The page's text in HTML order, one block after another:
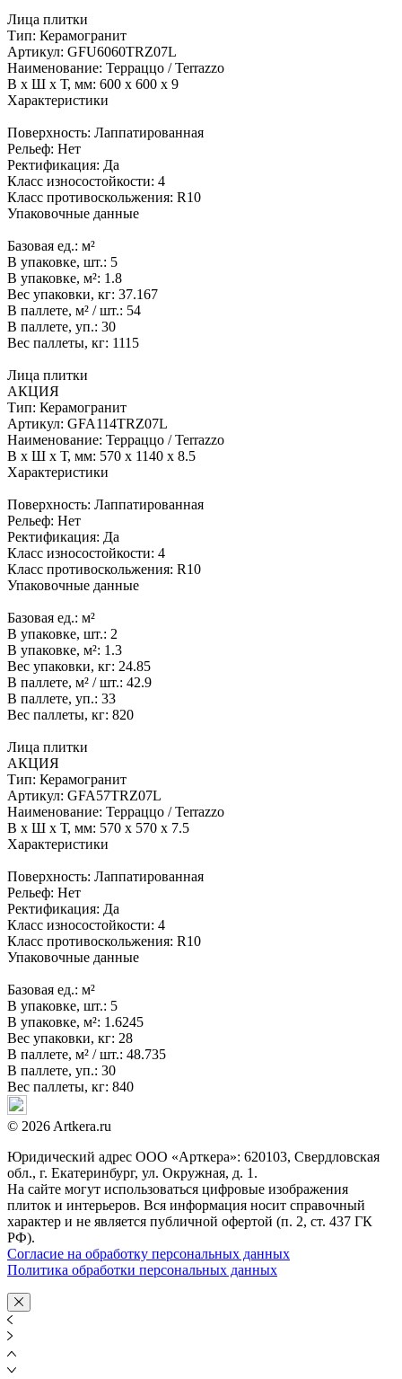
Лица плитки
Тип: Керамогранит
Артикул: GFU6060TRZ07L
Наименование: Терраццо / Terrazzo
В x Ш x Т, мм: 600 x 600 x 9
Характеристики
Поверхность: Лаппатированная
Рельеф: Нет
Ректификация: Да
Класс износостойкости: 4
Класс противоскольжения: R10
Упаковочные данные
Базовая ед.: м²
В упаковке, шт.: 5
В упаковке, м²: 1.8
Вес упаковки, кг: 37.167
В паллете, м² / шт.: 54
В паллете, уп.: 30
Вес паллеты, кг: 1115
Лица плитки
АКЦИЯ
Тип: Керамогранит
Артикул: GFA114TRZ07L
Наименование: Терраццо / Terrazzo
В x Ш x Т, мм: 570 x 1140 x 8.5
Характеристики
Поверхность: Лаппатированная
Рельеф: Нет
Ректификация: Да
Класс износостойкости: 4
Класс противоскольжения: R10
Упаковочные данные
Базовая ед.: м²
В упаковке, шт.: 2
В упаковке, м²: 1.3
Вес упаковки, кг: 24.85
В паллете, м² / шт.: 42.9
В паллете, уп.: 33
Вес паллеты, кг: 820
Лица плитки
АКЦИЯ
Тип: Керамогранит
Артикул: GFA57TRZ07L
Наименование: Терраццо / Terrazzo
В x Ш x Т, мм: 570 x 570 x 7.5
Характеристики
Поверхность: Лаппатированная
Рельеф: Нет
Ректификация: Да
Класс износостойкости: 4
Класс противоскольжения: R10
Упаковочные данные
Базовая ед.: м²
В упаковке, шт.: 5
В упаковке, м²: 1.6245
Вес упаковки, кг: 28
В паллете, м² / шт.: 48.735
В паллете, уп.: 30
Вес паллеты, кг: 840
© 2026 Artkera.ru
Юридический адрес ООО «Арткера»: 620103, Свердловская
обл., г. Екатеринбург, ул. Окружная, д. 1.
На сайте могут использоваться цифровые изображения
плиток и интерьеров. Вся информация носит справочный
характер и не является публичной офертой (п. 2, ст. 437 ГК
РФ).
Согласие на обработку персональных данных
Политика обработки персональных данных